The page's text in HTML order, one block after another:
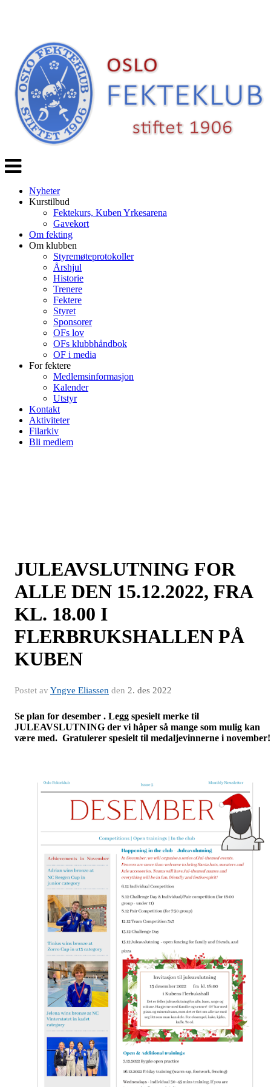
Veksle
navigasjon
Nyheter
Kurstilbud
Fektekurs, Kuben Yrkesarena
Gavekort
Om fekting
Om klubben
Styremøteprotokoller
Årshjul
Historie
Trenere
Fektere
Styret
Sponsorer
OFs lov
OFs klubbhåndbok
OF i media
For fektere
Medlemsinformasjon
Kalender
Utstyr
Kontakt
Aktiviteter
Filarkiv
Bli medlem
JULEAVSLUTNING FOR
ALLE DEN 15.12.2022, FRA
KL. 18.00 I
FLERBRUKSHALLEN PÅ
KUBEN
Postet av Yngve Eliassen den 2. des 2022
Se plan for desember . Legg spesielt merke til
JULEAVSLUTNING der vi håper så mange som mulig kan
være med. Gratulerer spesielt til medaljevinnerne i